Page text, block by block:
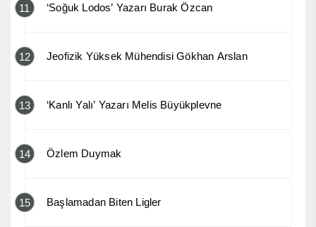
11 ‘Soğuk Lodos’ Yazarı Burak Özcan
12 Jeofizik Yüksek Mühendisi Gökhan Arslan
13 ‘Kanlı Yalı’ Yazarı Melis Büyükplevne
14 Özlem Duymak
15 Başlamadan Biten Ligler